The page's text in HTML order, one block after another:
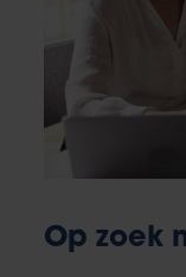
Op zoek